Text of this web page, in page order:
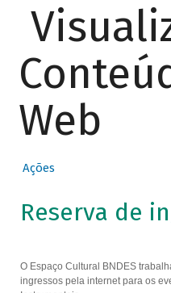
Web
Ações
Reserva de
O Espaço Cultural BNDES
ingressos pela internet para os